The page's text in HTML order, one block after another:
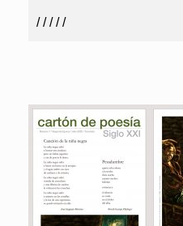
/ / / / /